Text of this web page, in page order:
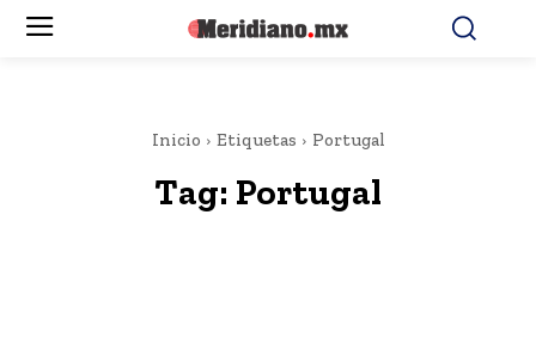
Inicio Etiquetas Portugal
Tag: Portugal